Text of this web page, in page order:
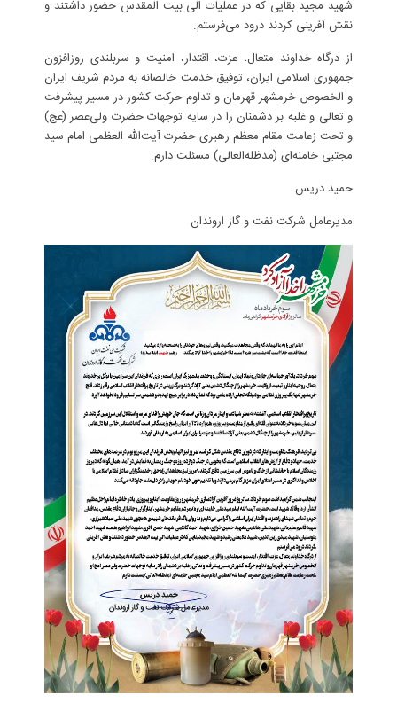
شهید مجید بقایی که در عملیات الی بیت المقدس حضور داشتند و
نقش آفرینی کردند درود می‌فرستم.
از درگاه خداوند متعال، عزت، اقتدار، امنیت و سربلندی روزافزون
جمهوری اسلامی ایران، توفیق خدمت خالصانه به مردم شریف ایران
و الخصوص خرمشهر قهرمان و تداوم حرکت کشور در مسیر پیشرفت
و تعالی و غلبه بر دشمنان را در سایه توجهات حضرت ولی‌عصر (عج)
و تحت زعامت مقام معظم رهبری حضرت آیت‌الله العظمی امام سید
مجتبی خامنه‌ای (مدظله‌العالی) مسئلت دارم.
حمید دریس
مدیرعامل شرکت نفت و گاز اروندان